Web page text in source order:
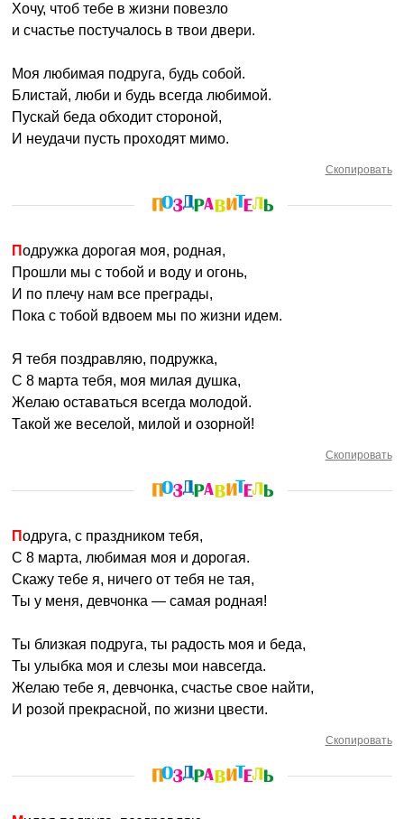
Хочу, чтоб тебе в жизни повезло
и счастье постучалось в твои двери.
Моя любимая подруга, будь собой.
Блистай, люби и будь всегда любимой.
Пускай беда обходит стороной,
И неудачи пусть проходят мимо.
Скопировать
Подружка дорогая моя, родная,
Прошли мы с тобой и воду и огонь,
И по плечу нам все преграды,
Пока с тобой вдвоем мы по жизни идем.
Я тебя поздравляю, подружка,
С 8 марта тебя, моя милая душка,
Желаю оставаться всегда молодой.
Такой же веселой, милой и озорной!
Скопировать
Подруга, с праздником тебя,
С 8 марта, любимая моя и дорогая.
Скажу тебе я, ничего от тебя не тая,
Ты у меня, девчонка — самая родная!
Ты близкая подруга, ты радость моя и беда,
Ты улыбка моя и слезы мои навсегда.
Желаю тебе я, девчонка, счастье свое найти,
И розой прекрасной, по жизни цвести.
Скопировать